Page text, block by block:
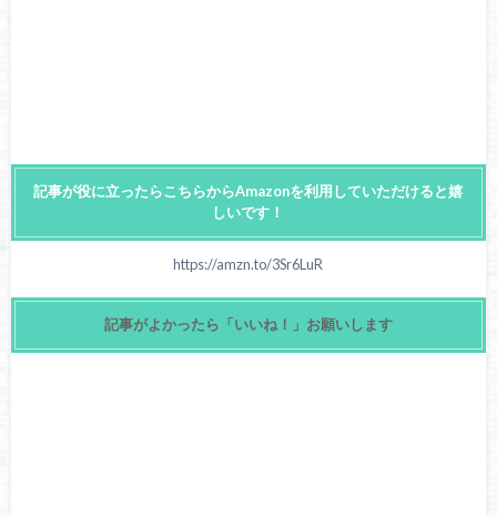
記事が役に立ったらこちらからAmazonを利用していただけると嬉
しいです！
https://amzn.to/3Sr6LuR
記事がよかったら「いいね！」お願いします